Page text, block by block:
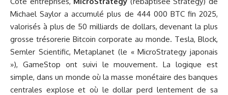
Michael Saylor a accumulé plus de 444 000 BTC fin 2025,
valorisés à plus de 50 milliards de dollars, devenant la plus
grosse trésorerie Bitcoin corporate au monde. Tesla, Block,
Semler Scientific, Metaplanet (le « MicroStrategy japonais
»), GameStop ont suivi le mouvement. La logique est
simple, dans un monde où la masse monétaire des banques
centrales explose et où le dollar perd lentement de sa